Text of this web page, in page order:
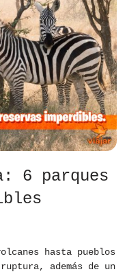
6 parques
hasta pueblos
además de un